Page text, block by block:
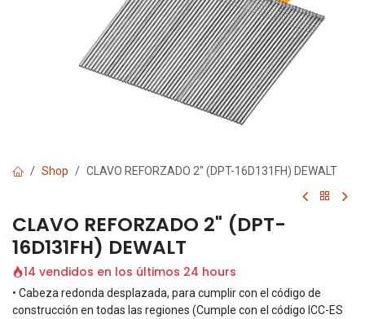
Shop CLAVO REFORZADO 2" (DPT-16D131FH) DEWALT
CLAVO REFORZADO 2" (DPT-
16D131FH) DEWALT
14 vendidos en los últimos 24 hours
• Cabeza redonda desplazada, para cumplir con el código de
construcción en todas las regiones (Cumple con el código ICC-ES